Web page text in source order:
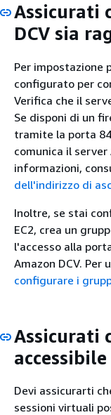
Assicurati
DCV sia
Per impostazione
configurato per
Verifica che il
Se disponi di un
tramite la porta
comunica il server
informazioni,
dell'indirizzo di
Inoltre, se stai
EC2, crea un
l'accesso alla
Amazon DCV.
configurare i
Assicurati
accessibile
Devi assicurarti
sessioni virtuali